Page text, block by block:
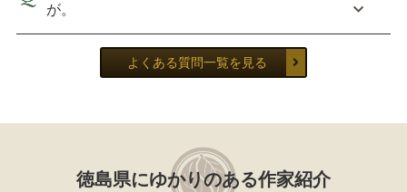
が。
よくある質問一覧を見る
徳島県にゆかりのある作家紹介